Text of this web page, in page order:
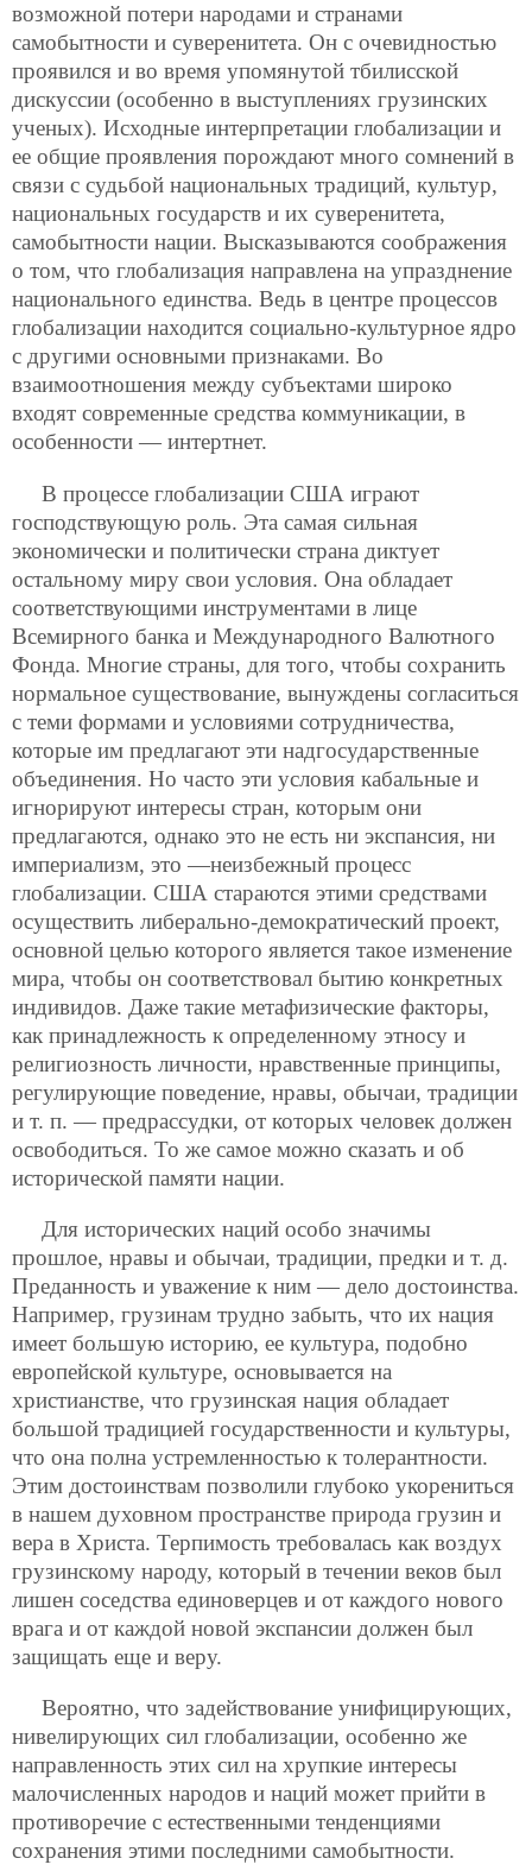
возможной потери народами и странами
самобытности и суверенитета. Он с очевидностью
проявился и во время упомянутой тбилисской
дискуссии (особенно в выступлениях грузинских
ученых). Исходные интерпретации глобализации и
ее общие проявления порождают много сомнений в
связи с судьбой национальных традиций, культур,
национальных государств и их суверенитета,
самобытности нации. Высказываются соображения
о том, что глобализация направлена на упразднение
национального единства. Ведь в центре процессов
глобализации находится социально-культурное ядро
с другими основными признаками. Во
взаимоотношения между субъектами широко
входят современные средства коммуникации, в
особенности — интертнет.
В процессе глобализации США играют
господствующую роль. Эта самая сильная
экономически и политически страна диктует
остальному миру свои условия. Она обладает
соответствующими инструментами в лице
Всемирного банка и Международного Валютного
Фонда. Многие страны, для того, чтобы сохранить
нормальное существование, вынуждены согласиться
с теми формами и условиями сотрудничества,
которые им предлагают эти надгосударственные
объединения. Но часто эти условия кабальные и
игнорируют интересы стран, которым они
предлагаются, однако это не есть ни экспансия, ни
империализм, это —неизбежный процесс
глобализации. США стараются этими средствами
осуществить либерально-демократический проект,
основной целью которого является такое изменение
мира, чтобы он соответствовал бытию конкретных
индивидов. Даже такие метафизические факторы,
как принадлежность к определенному этносу и
религиозность личности, нравственные принципы,
регулирующие поведение, нравы, обычаи, традиции
и т. п. — предрассудки, от которых человек должен
освободиться. То же самое можно сказать и об
исторической памяти нации.
Для исторических наций особо значимы
прошлое, нравы и обычаи, традиции, предки и т. д.
Преданность и уважение к ним — дело достоинства.
Например, грузинам трудно забыть, что их нация
имеет большую историю, ее культура, подобно
европейской культуре, основывается на
христианстве, что грузинская нация обладает
большой традицией государственности и культуры,
что она полна устремленностью к толерантности.
Этим достоинствам позволили глубоко укорениться
в нашем духовном пространстве природа грузин и
вера в Христа. Терпимость требовалась как воздух
грузинскому народу, который в течении веков был
лишен соседства единоверцев и от каждого нового
врага и от каждой новой экспансии должен был
защищать еще и веру.
Вероятно, что задействование унифицирующих,
нивелирующих сил глобализации, особенно же
направленность этих сил на хрупкие интересы
малочисленных народов и наций может прийти в
противоречие с естественными тенденциями
сохранения этими последними самобытности.